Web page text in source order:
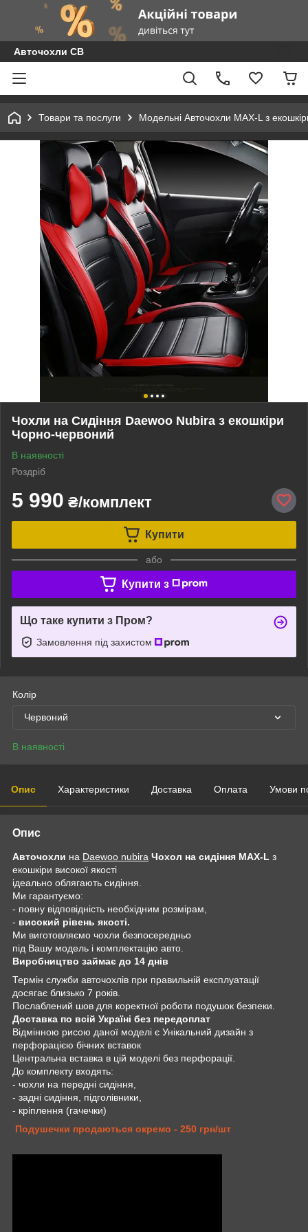
Авточохли СВ
Товари та послуги Модельні Авточохли MAX-L з
Чохли на Сидіння Daewoo Nubira з екошкіри
Чорно-червоний
В наявності
Роздріб
5 990 ₴/комплект
Купити
або
Купити з
Що таке купити з Пром?
Замовлення під захистом
Колір
Червоний
В наявності
Опис Характеристики Доставка Оплата Умови
Опис
Авточохли на Daewoo nubira Чохол на сидіння MAX-L з
екошкіри високої якості
ідеально облягають сидіння.
Ми гарантуємо:
- повну відповідність необхідним розмірам,
- високий рівень якості.
Ми виготовляємо чохли безпосередньо
під Вашу модель і комплектацію авто.
Виробництво займає до 14 днів
Термін служби авточохлів при правильній експлуатації
досягає близько 7 років.
Послаблений шов для коректної роботи подушок безпеки.
Доставка по всій Україні без передоплат
Відмінною рисою даної моделі є Унікальний дизайн з
перфорацією бічних вставок
Центральна вставка в цій моделі без перфорації.
До комплекту входять:
- чохли на передні сидіння,
- задні сидіння, підголівники,
- кріплення (гачечки)
Подушечки продаються окремо - 250 грн/шт